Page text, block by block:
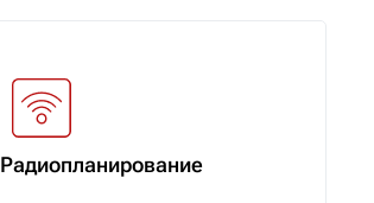
Радиопланирование